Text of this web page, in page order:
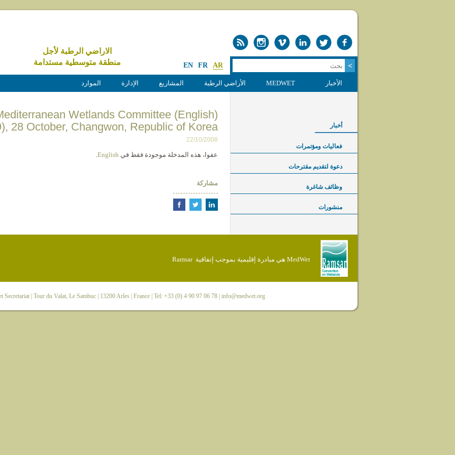
الاراضي الرطبة لأجل
منطقة متوسطية مستدامة
EN FR AR
الأخبار MEDWET الأراضي الرطبة المشاريع الإدارة الموارد
Mediterranean Wetlands Committee
28 October, Changwon, Republic of Korea
22/10/2008
عفوا، هذه المدخلة موجودة فقط في English
.
مشاركة
أخبار
فعاليات ومؤتمرات
دعوة لتقديم مقترحات
وظائف شاغرة
منشورات
MedWet هي مبادرة إقليمية بموجب إتفاقية Ramsar
Secretariat| Tour du Valat, Le Sambuc | 13200 Arles | France | Tel: +33 (0) 4 90 97 06 78 | info@medwet.org